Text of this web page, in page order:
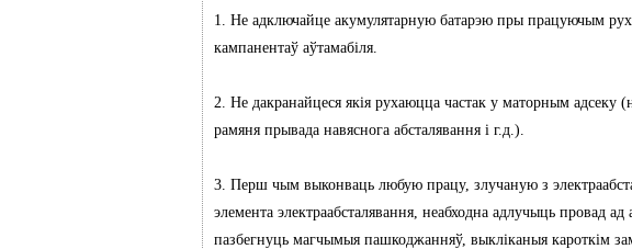
1. Не адключайце акумулятарную батарэю пры працуючым
кампанентаў аўтамабіля.
2. Не дакранайцеся якія рухаюцца частак у маторным адсеку
рамяня прывада навяснога абсталявання і г.д.).
3. Перш чым выконваць любую працу, злучаную з
элемента электраабсталявання, неабходна адлучыць провад
пазбегнуць магчымыя пашкоджанняў, выкліканыя кароткім